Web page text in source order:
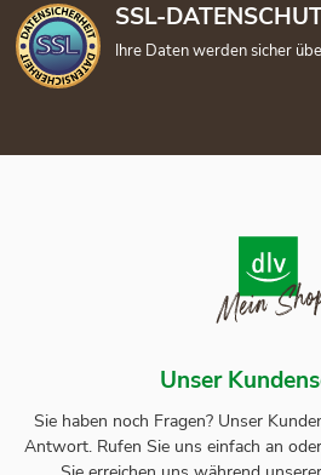
SSL-
Ihre Daten werden sicher
Unser
Sie haben noch Fragen? Unser
Antwort. Rufen Sie uns einfach an